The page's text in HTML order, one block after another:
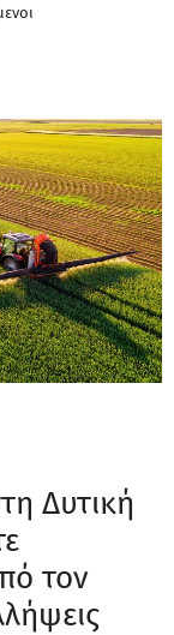
Δυτική
τον